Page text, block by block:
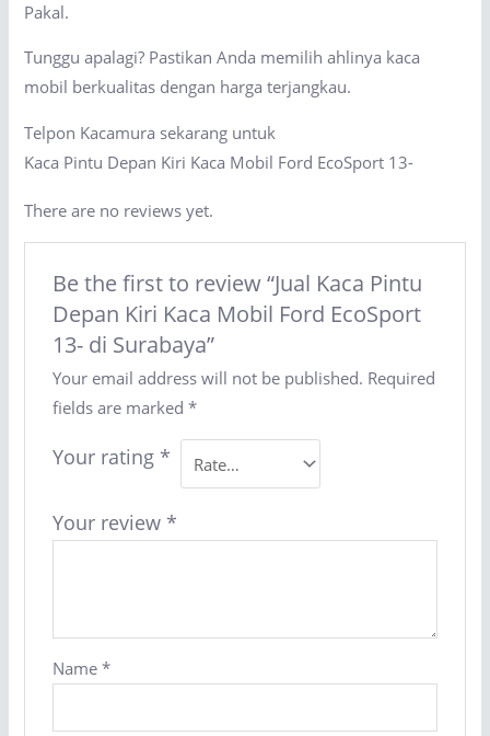
Pakal.
Tunggu apalagi? Pastikan Anda memilih ahlinya kaca
mobil berkualitas dengan harga terjangkau.
Telpon Kacamura sekarang untuk
Kaca Pintu Depan Kiri Kaca Mobil Ford EcoSport 13-
There are no reviews yet.
Be the first to review “Jual Kaca Pintu
Depan Kiri Kaca Mobil Ford EcoSport
13- di Surabaya”
Your email address will not be published. Required
fields are marked *
Your rating *
Your review *
Name *